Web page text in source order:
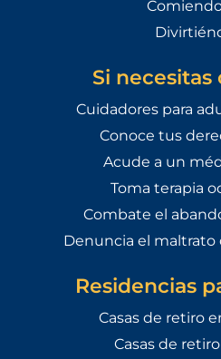
Si necesitas
Cuidadores para
Conoce tus
Acude a un
Toma terapia
Combate el
Denuncia el
Residencias
Casas de retiro
Casas de